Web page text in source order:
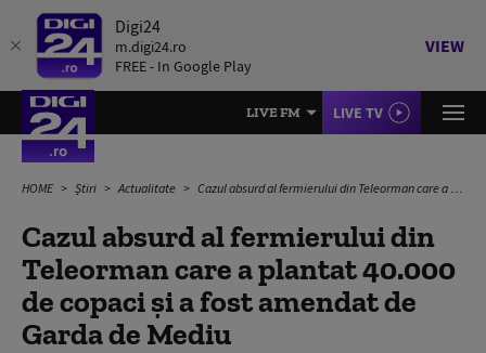
Digi24
m.digi24.ro
FREE - In Google Play
VIEW
LIVE FM LIVE TV
HOME Știri Actualitate Cazul absurd al fermierului din Teleorman care a plantat 40.000 de copaci și a fost amendat de Garda de Mediu
Cazul absurd al fermierului din
Teleorman care a plantat 40.000
de copaci și a fost amendat de
Garda de Mediu